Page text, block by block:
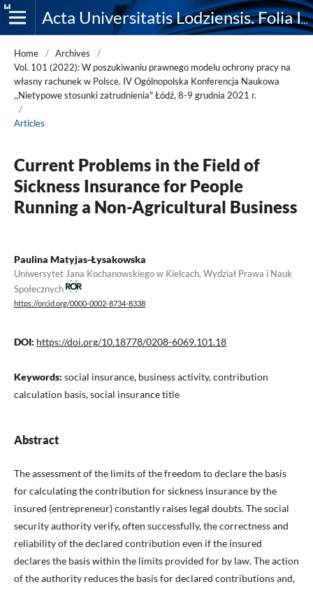
Acta Universitatis Lodziensis. Folia Iuridica
Home / Archives
/
Vol. 101 (2022): W poszukiwaniu prawnego modelu ochrony pracy na
własny rachunek w Polsce. IV Ogólnopolska Konferencja Naukowa
,,Nietypowe stosunki zatrudnienia" Łódź, 8-9 grudnia 2021 r.
/
Articles
Current Problems in the Field of
Sickness Insurance for People
Running a Non-Agricultural Business
Paulina Matyjas-Łysakowska
Uniwersytet Jana Kochanowskiego w Kielcach, Wydział Prawa i Nauk
Społecznych
https://orcid.org/0000-0002-8734-8338
DOI: https://doi.org/10.18778/0208-6069.101.18
Keywords: social insurance, business activity, contribution
calculation basis, social insurance title
Abstract
The assessment of the limits of the freedom to declare the basis
for calculating the contribution for sickness insurance by the
insured (entrepreneur) constantly raises legal doubts. The social
security authority verify, often successfully, the correctness and
reliability of the declared contribution even if the insured
declares the basis within the limits provided for by law. The action
of the authority reduces the basis for declared contributions and,